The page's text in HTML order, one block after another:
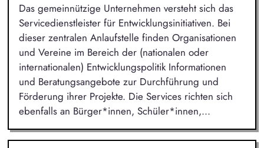
Das gemeinnützige Unternehmen versteht sich das
Servicedienstleister für Entwicklungsinitiativen. Bei
dieser zentralen Anlaufstelle finden Organisationen
und Vereine im Bereich der (nationalen oder
internationalen) Entwicklungspolitik Informationen
und Beratungsangebote zur Durchführung und
Förderung ihrer Projekte. Die Services richten sich
ebenfalls an Bürger*innen, Schüler*innen,...